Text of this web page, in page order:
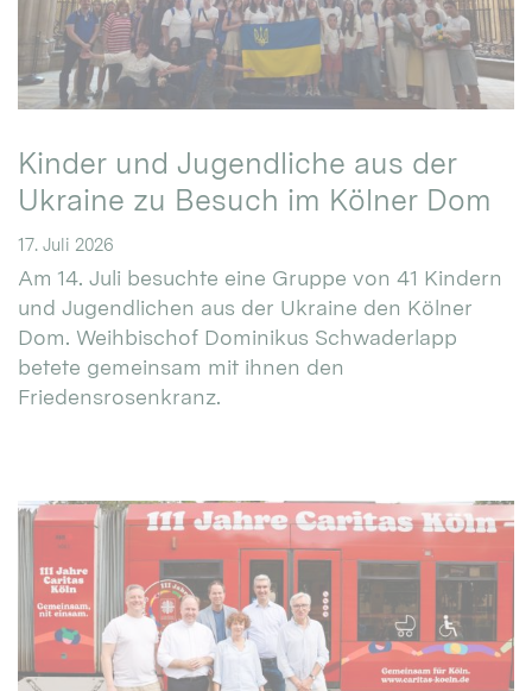
Kinder und Jugendliche aus der
Ukraine zu Besuch im Kölner Dom
17. Juli 2026
Am 14. Juli besuchte eine Gruppe von 41 Kindern
und Jugendlichen aus der Ukraine den Kölner
Dom. Weihbischof Dominikus Schwaderlapp
betete gemeinsam mit ihnen den
Friedensrosenkranz.